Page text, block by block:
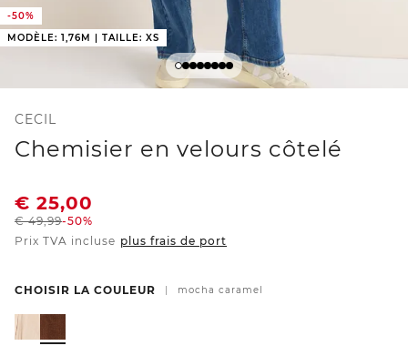
-50%
MODÈLE: 1,76M | TAILLE: XS
CECIL
Chemisier en velours côtelé
€ 25,00
€49,99-50%
Prix TVA incluse plus frais de port
CHOISIR LA COULEUR mocha caramel